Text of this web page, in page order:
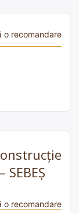
o recomandare
o recomandare